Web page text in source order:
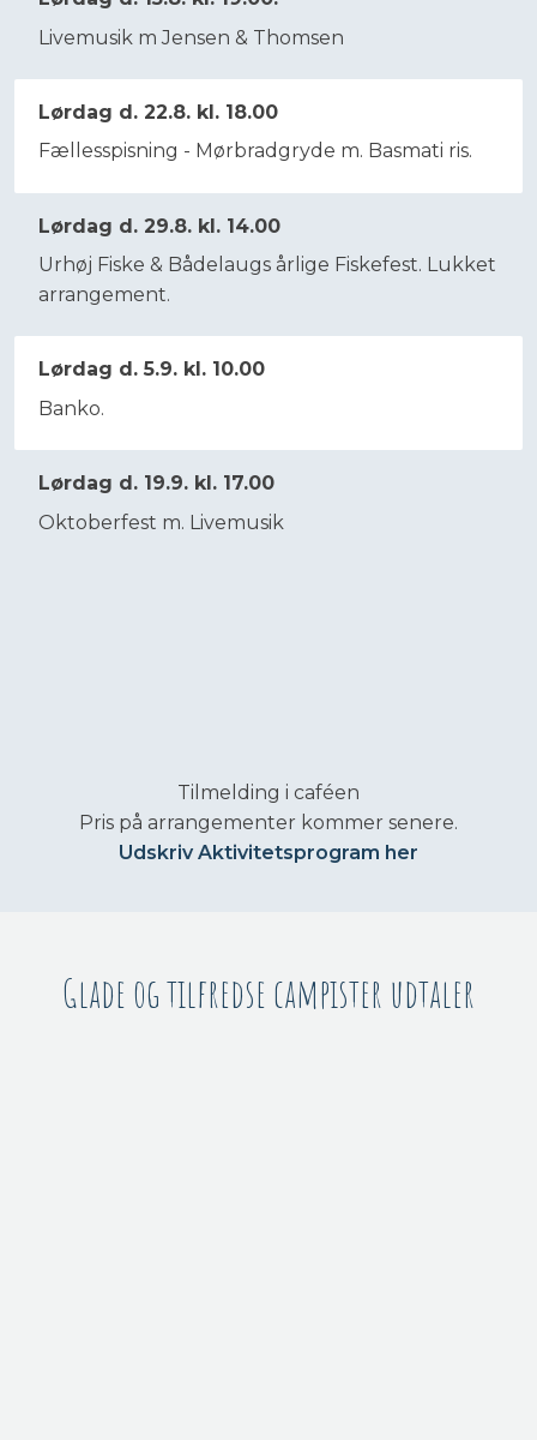
Livemusik m Jensen & Thomsen​
Lørdag d. 22.8. kl. 18.00
Fællesspisning - Mørbradgryde m. Basmati ris.​
Lørdag d. 29.8. kl. 14.00
Urhøj Fiske & Bådelaugs årlige Fiskefest. Lukket
arrangement.​
Lørdag d. 5.9. kl. 10.00
Banko.
Lørdag d. 19.9. kl. 17.00
Oktoberfest m. Livemusik​
Tilmelding i caféen
Pris på arrangementer kommer senere.
Udskriv Aktivitetsprogram her
Glade og tilfredse campister udtaler​